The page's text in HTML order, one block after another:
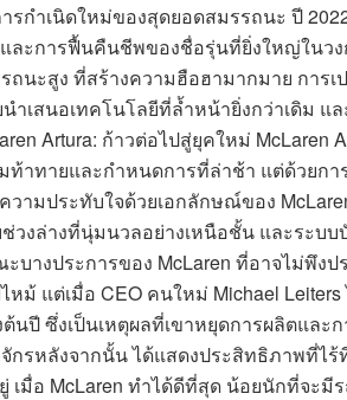
กำเนิดใหม่ของสุดยอดสมรรถนะ ปี
ละการฟื้นคืนชีพของชื่อรุ่นที่ยิ่งใหญ่ในว
ถนะสูง ที่สร้างความฮือฮามากมาย การ
ำเสนอเทคโนโลยีที่ล้ำหน้ายิ่งกว่าเดิม แ
Artura: ก้าวต่อไปสู่ยุคใหม่ McLaren
าทายและกำหนดการที่ล่าช้า แต่ด้วยกา
ามประทับใจด้วยเอกลักษณ์ของ
วงล่างที่นุ่มนวลอย่างเหนือชั้น และระบบ
างประการของ McLaren ที่อาจไม่พึงป
ม้ แต่เมื่อ CEO คนใหม่ Michael
นปี ซึ่งเป็นเหตุผลที่เขาหยุดการผลิตและ
รหลังจากนั้น ได้แสดงประสิทธิภาพที่ไร้
มื่อ McLaren ทำได้ดีที่สุด น้อยนักที่จะมี